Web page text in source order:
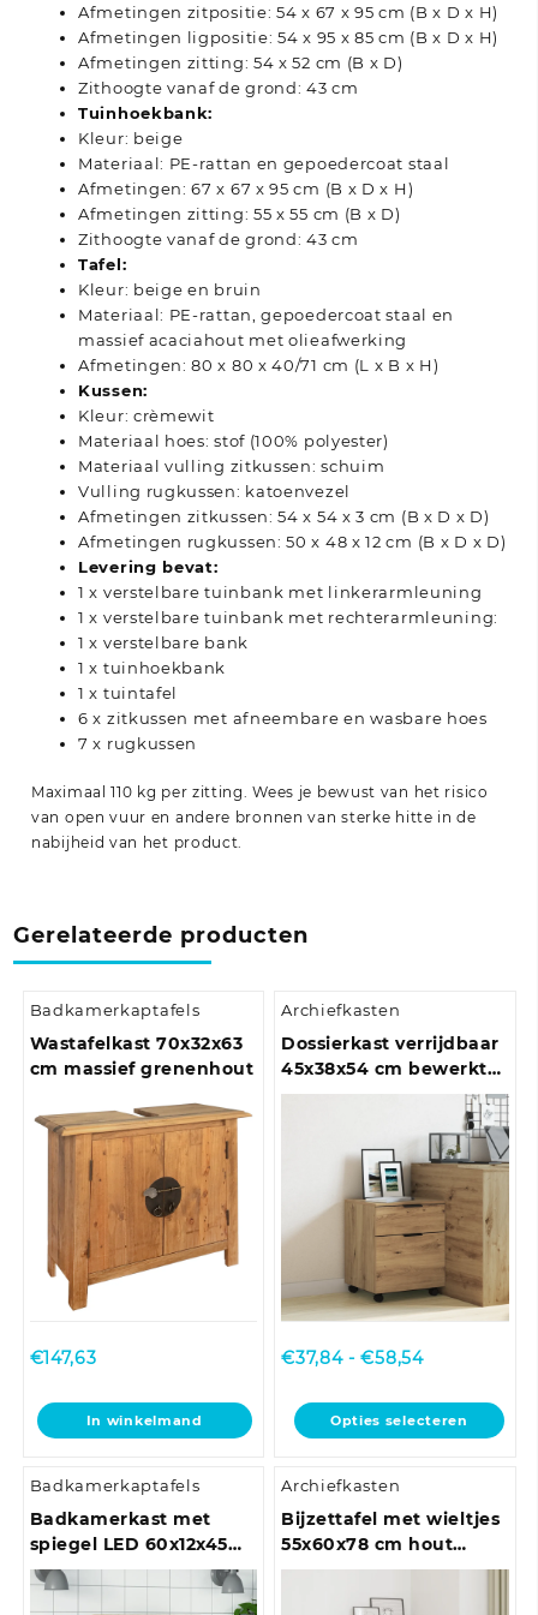
Afmetingen zitpositie: 54 x 67 x 95 cm (B x D x H)
Afmetingen ligpositie: 54 x 95 x 85 cm (B x D x H)
Afmetingen zitting: 54 x 52 cm (B x D)
Zithoogte vanaf de grond: 43 cm
Tuinhoekbank:
Kleur: beige
Materiaal: PE-rattan en gepoedercoat staal
Afmetingen: 67 x 67 x 95 cm (B x D x H)
Afmetingen zitting: 55 x 55 cm (B x D)
Zithoogte vanaf de grond: 43 cm
Tafel:
Kleur: beige en bruin
Materiaal: PE-rattan, gepoedercoat staal en
massief acaciahout met olieafwerking
Afmetingen: 80 x 80 x 40/71 cm (L x B x H)
Kussen:
Kleur: crèmewit
Materiaal hoes: stof (100% polyester)
Materiaal vulling zitkussen: schuim
Vulling rugkussen: katoenvezel
Afmetingen zitkussen: 54 x 54 x 3 cm (B x D x D)
Afmetingen rugkussen: 50 x 48 x 12 cm (B x D x D)
Levering bevat:
1 x verstelbare tuinbank met linkerarmleuning
1 x verstelbare tuinbank met rechterarmleuning:
1 x verstelbare bank
1 x tuinhoekbank
1 x tuintafel
6 x zitkussen met afneembare en wasbare hoes
7 x rugkussen
Maximaal 110 kg per zitting. Wees je bewust van het risico
van open vuur en andere bronnen van sterke hitte in de
nabijheid van het product.
Gerelateerde producten
Badkamerkaptafels
Wastafelkast 70x32x63
cm massief grenenhout
€147,63
In winkelmand
Archiefkasten
Dossierkast verrijdbaar
45x38x54 cm bewerkt
hout bruineiken
€37,84 - €58,54Prijsklasse:
tot
Opties selecteren
Dit
product
meerdere
variaties.
Deze
optie
Badkamerkaptafels
Badkamerkast met
spiegel LED 60x12x45
acryl sonoma
eikenkleurig
Archiefkasten
Bijzettafel met wieltjes
55x60x78 cm hout
artisanaal eikenkleur